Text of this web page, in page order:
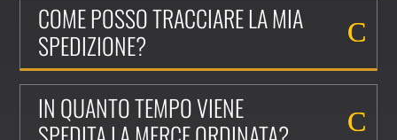
COME POSSO TRACCIARE LA MIA
SPEDIZIONE?
IN QUANTO TEMPO VIENE